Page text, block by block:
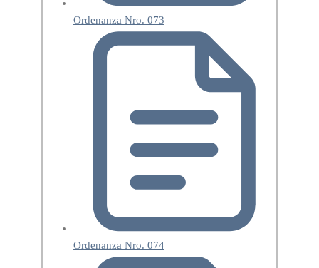
Ordenanza Nro. 073
Ordenanza Nro. 074